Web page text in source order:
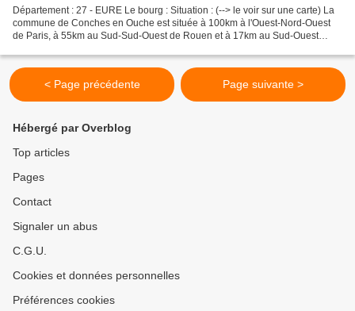
Département : 27 - EURE Le bourg : Situation : (--> le voir sur une carte) La
commune de Conches en Ouche est située à 100km à l'Ouest-Nord-Ouest
de Paris, à 55km au Sud-Sud-Ouest de Rouen et à 17km au Sud-Ouest
< Page précédente Page suivante >
Hébergé par Overblog
Top articles
Pages
Contact
Signaler un abus
C.G.U.
Cookies et données personnelles
Préférences cookies